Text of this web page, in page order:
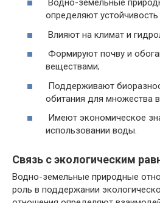
Водно-земельные
определяют устойчивость
Влияют на климат и
Формируют почву и
веществами;
Поддерживают
обитания для множества
Имеют экономическое
использовании воды.
Связь с экологическим
Водно-земельные природные
роль в поддержании